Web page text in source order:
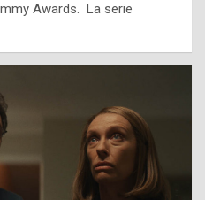
Awards. La serie